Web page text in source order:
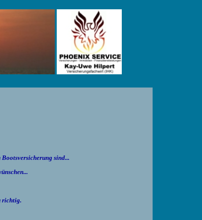
sind...
richtig.